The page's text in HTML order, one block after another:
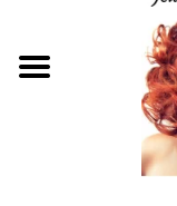
Just for Him